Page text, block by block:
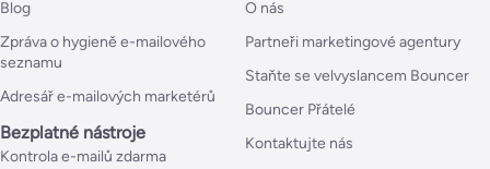
Blog
Zpráva o hygieně e-mailového
seznamu
Adresář e-mailových marketérů
Bezplatné nástroje
Kontrola e-mailů zdarma
O nás
Partneři marketingové agentury
Staňte se velvyslancem Bouncer
Bouncer Přátelé
Kontaktujte nás